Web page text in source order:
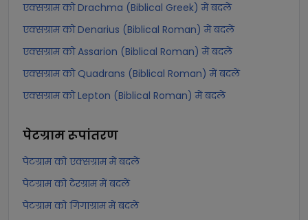
एक्सग्राम को Drachma (Biblical Greek) में बदलें
एक्सग्राम को Denarius (Biblical Roman) में बदलें
एक्सग्राम को Assarion (Biblical Roman) में बदलें
एक्सग्राम को Quadrans (Biblical Roman) में बदलें
एक्सग्राम को Lepton (Biblical Roman) में बदलें
पेटग्रामरूपांतरण
पेटग्राम को एक्सग्राम में बदलें
पेटग्राम को टेरग्राम में बदलें
पेटग्राम को गिगाग्राम में बदलें